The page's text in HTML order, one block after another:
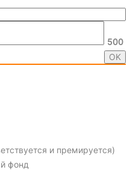
500
и премируется)
фонд